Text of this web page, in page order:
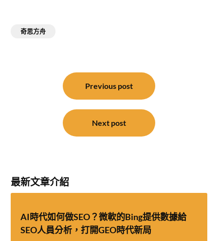
奇思方舟
Previous post
Next post
最新文章介紹
AI時代如何做SEO？微軟的Bing提供數據給
SEO人員分析，打開GEO時代新局